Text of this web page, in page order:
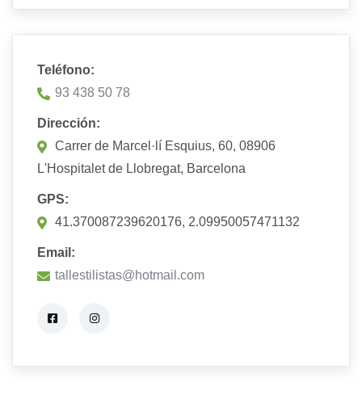
Teléfono:
93 438 50 78
Dirección:
Carrer de Marcel·lí Esquius, 60, 08906
L'Hospitalet de Llobregat, Barcelona
GPS:
41.370087239620176, 2.09950057471132
Email:
tallestilistas@hotmail.com